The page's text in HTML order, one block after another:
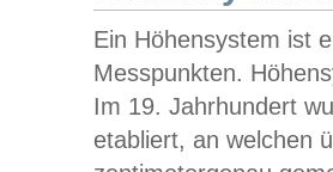
Ein Höhensystem ist
Messpunkten.
Im 19. Jahrhundert
etabliert, an welchen